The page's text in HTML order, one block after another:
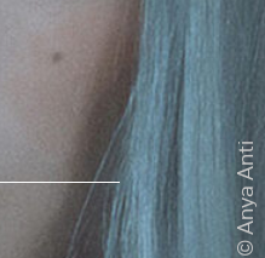
© Anya Anti